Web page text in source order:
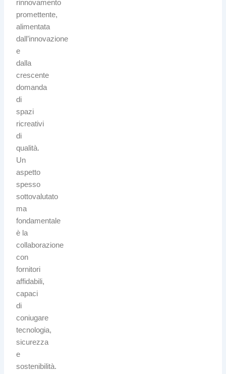
rinnovamento
promettente,
alimentata
dall’innovazione
e
dalla
crescente
domanda
di
spazi
ricreativi
di
qualità.
Un
aspetto
spesso
sottovalutato
ma
fondamentale
è la
collaborazione
con
fornitori
affidabili,
capaci
di
coniugare
tecnologia,
sicurezza
e
sostenibilità.